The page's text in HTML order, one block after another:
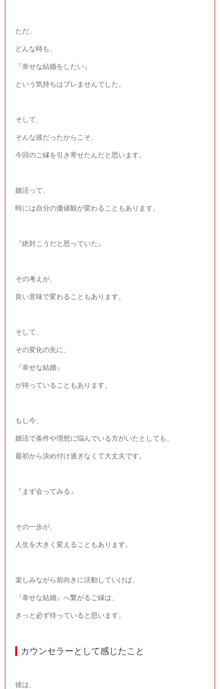
ただ、
どんな時も、
『幸せな結婚をしたい』
という気持ちはブレませんでした。
そして、
そんな彼だったからこそ、
今回のご縁を引き寄せたんだと思います。
婚活って、
時には自分の価値観が変わることもあります。
『絶対こうだと思っていた』
その考えが、
良い意味で変わることもあります。
そして、
その変化の先に、
『幸せな結婚』
が待っていることもあります。
もし今、
婚活で条件や理想に悩んでいる方がいたとしても、
最初から決め付け過ぎなくて大丈夫です。
『まず会ってみる』
その一歩が、
人生を大きく変えることもあります。
楽しみながら前向きに活動していけば、
『幸せな結婚』へ繋がるご縁は、
きっと必ず待っていると思います。
カウンセラーとして感じたこと
彼は、